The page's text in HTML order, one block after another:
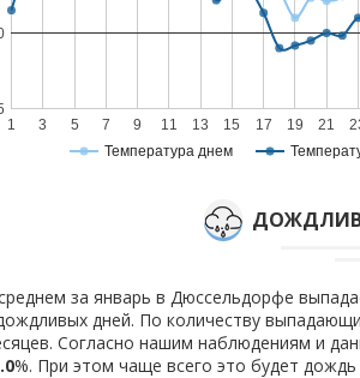
Температура днем
1 3 5 7 9 11 13 15 17 19 21
за январь в Дюссельдорфе
дней. По количеству
Согласно нашим наблюдениям и
%. При этом чаще всего это будет